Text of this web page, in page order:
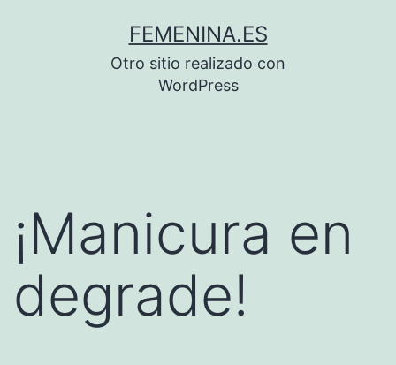
FEMENINA.ES
Otro sitio realizado con
WordPress
¡Manicura en
degrade!